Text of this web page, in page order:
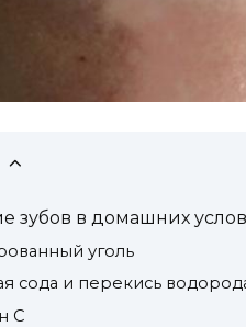
зубов в домашних
уголь
сода и перекись
С